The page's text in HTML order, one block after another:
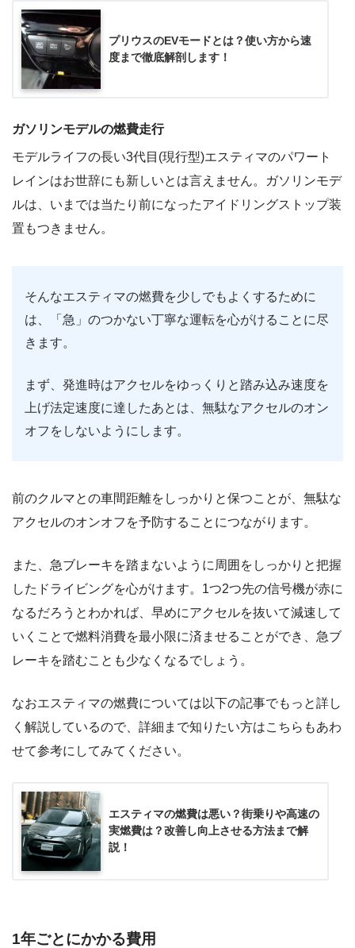
プリウスのEVモードとは？使い方から速
度まで徹底解剖します！
ガソリンモデルの燃費走行
モデルライフの長い3代目(現行型)エスティマのパワート
レインはお世辞にも新しいとは言えません。ガソリンモデ
ルは、いまでは当たり前になったアイドリングストップ装
置もつきません。
そんなエスティマの燃費を少しでもよくするために
は、「急」のつかない丁寧な運転を心がけることに尽
きます。
まず、発進時はアクセルをゆっくりと踏み込み速度を
上げ法定速度に達したあとは、無駄なアクセルのオン
オフをしないようにします。
前のクルマとの車間距離をしっかりと保つことが、無駄な
アクセルのオンオフを予防することにつながります。
また、急ブレーキを踏まないように周囲をしっかりと把握
したドライビングを心がけます。1つ2つ先の信号機が赤に
なるだろうとわかれば、早めにアクセルを抜いて減速して
いくことで燃料消費を最小限に済ませることができ、急ブ
レーキを踏むことも少なくなるでしょう。
なおエスティマの燃費については以下の記事でもっと詳し
く解説しているので、詳細まで知りたい方はこちらもあわ
せて参考にしてみてください。
エスティマの燃費は悪い？街乗りや高速の
実燃費は？改善し向上させる方法まで解
説！
1年ごとにかかる費用